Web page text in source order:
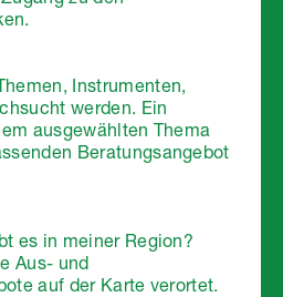
Instrumenten,
werden. Ein
ausgewählten Thema
Beratungsangebot
es in meiner Region?
Aus- und
auf der Karte verortet.